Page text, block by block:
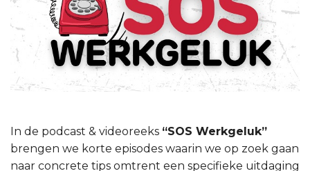
In de podcast & videoreeks “SOS Werkgeluk”
brengen we korte episodes waarin we op zoek gaan
naar concrete tips omtrent een specifieke uitdaging